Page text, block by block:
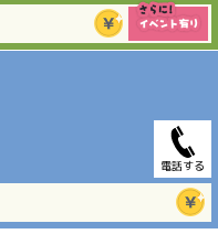
電話する